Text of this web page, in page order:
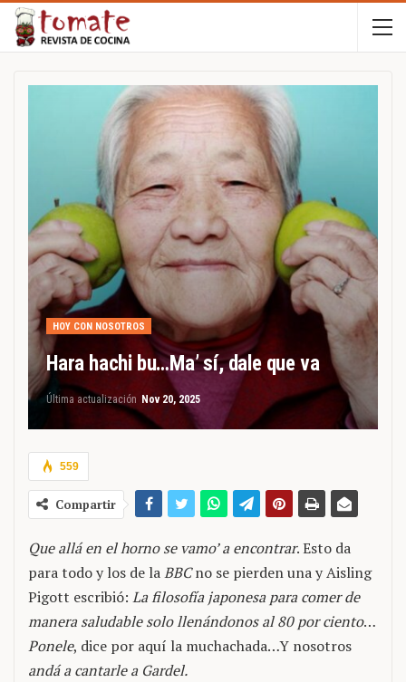
HOY CON NOSOTROS
Hara hachi bu…Ma’ sí, dale que va
Última actualización Nov 20, 2025
559
Compartir
Que allá en el horno se vamo’ a encontrar. Esto da
para todo y los de laBBCno se pierden una y Aisling
Pigott escribió: La filosofía japonesa para comer de
manera saludable solo llenándonos al 80 por ciento…
Ponele, dice por aquí la muchachada…Y nosotros
andá a cantarle a Gardel.